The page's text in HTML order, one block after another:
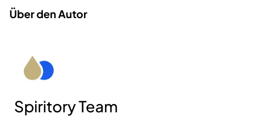
Über den Autor
Spiritory Team